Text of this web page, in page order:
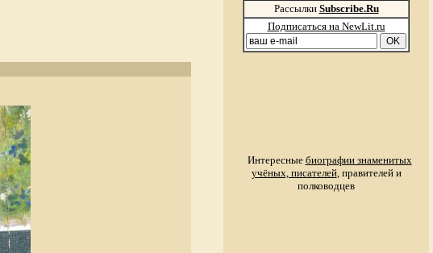
Рассылки Subscribe.Ru
Подписаться на NewLit.ru
Интересные биографии знаменитых
учёных, писателей, правителей и
полководцев